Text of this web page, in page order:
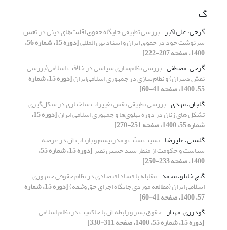
گ
گرجی، علی اکبر بررسی تطبیقی جایگاه ﺣﻘﻮق اﻗﻠﻴﺖﻫﺎی دﻳﻨﻰ در ﺗﻌﻴﻴﻦ
ﺳﺮﻧﻮشت خود در ﺣﻘﻮق اﻳﺮان و اﺳﻨﺎد ﺑﻴﻦ اﻟﻤﻠلی [دوره 15، شماره 56،
1400، صفحه 207-222]
گرجی، مصطفی بررسی نظام‌سازی سیاسی در خلافت اسلامی(بررسی
نقش دبیران) و نظام‌سازی در جمهوری اسلامی‌ایران [دوره 15، شماره
55، 1400، صفحه 41-60]
گلجان، مهدی بررسی تطبیقی نقش تغییرات ساختاری در شکل‌گیری
تشکل های زنان در دوره پهلوی‌ها و جمهوری اسلامی ایران [دوره 15،
شماره 55، 1400، صفحه 251-270]
گلشنی، علیرضا نسبت سنّت و مدرنیسم و بازتاب آن در عرصه
سیاست و حکومت از منظر سید حسین نصر [دوره 15، شماره 55،
1400، صفحه 233-250]
گنج خانلو، محمد مقابله با فساد اقتصادی در نظام حقوقی جمهوری
اسلامی ایران (مطالعه موردی جایگاه اجرای حق وثیقه) [دوره 15، شماره
57، 1400، صفحه 41-60]
گودرزی، مهناز حقوق بشر و رابطه آن با حاکمیت در نظام اسلامی
[دوره 15، شماره 55، 1400، صفحه 311-330]